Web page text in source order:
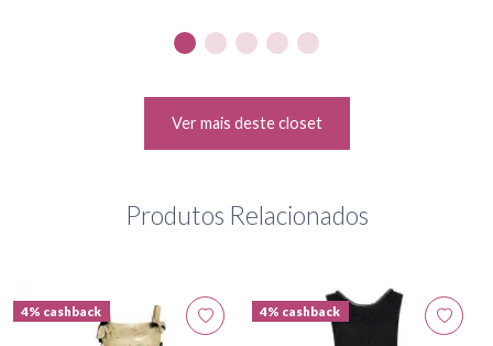
Ver mais deste closet
Produtos Relacionados
4% cashback 4% cashback